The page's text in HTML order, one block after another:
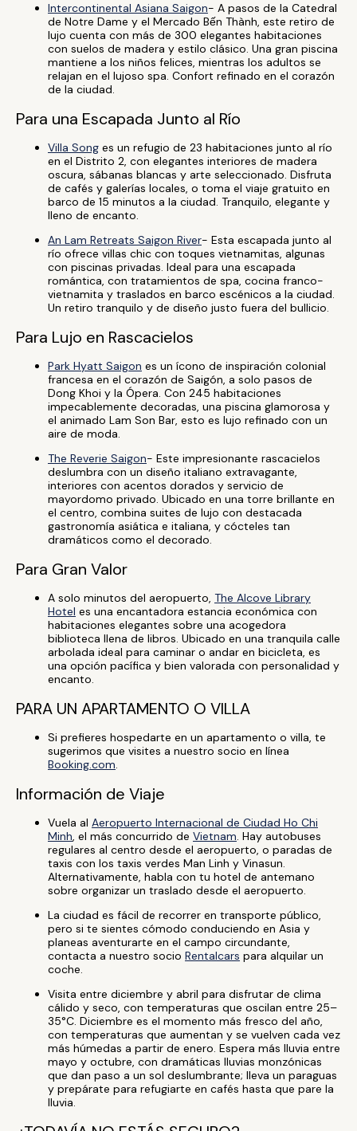
Intercontinental Asiana Saigon- A pasos de la Catedral
de Notre Dame y el Mercado Bến Thành, este retiro de
lujo cuenta con más de 300 elegantes habitaciones
con suelos de madera y estilo clásico. Una gran piscina
mantiene a los niños felices, mientras los adultos se
relajan en el lujoso spa. Confort refinado en el corazón
de la ciudad.
Para una Escapada Junto al Río
Villa Song es un refugio de 23 habitaciones junto al río
en el Distrito 2, con elegantes interiores de madera
oscura, sábanas blancas y arte seleccionado. Disfruta
de cafés y galerías locales, o toma el viaje gratuito en
barco de 15 minutos a la ciudad. Tranquilo, elegante y
lleno de encanto.
An Lam Retreats Saigon River- Esta escapada junto al
río ofrece villas chic con toques vietnamitas, algunas
con piscinas privadas. Ideal para una escapada
romántica, con tratamientos de spa, cocina franco-
vietnamita y traslados en barco escénicos a la ciudad.
Un retiro tranquilo y de diseño justo fuera del bullicio.
Para Lujo en Rascacielos
Park Hyatt Saigon es un ícono de inspiración colonial
francesa en el corazón de Saigón, a solo pasos de
Dong Khoi y la Ópera. Con 245 habitaciones
impecablemente decoradas, una piscina glamorosa y
el animado Lam Son Bar, esto es lujo refinado con un
aire de moda.
The Reverie Saigon- Este impresionante rascacielos
deslumbra con un diseño italiano extravagante,
interiores con acentos dorados y servicio de
mayordomo privado. Ubicado en una torre brillante en
el centro, combina suites de lujo con destacada
gastronomía asiática e italiana, y cócteles tan
dramáticos como el decorado.
Para Gran Valor
A solo minutos del aeropuerto, The Alcove Library
Hotel es una encantadora estancia económica con
habitaciones elegantes sobre una acogedora
biblioteca llena de libros. Ubicado en una tranquila calle
arbolada ideal para caminar o andar en bicicleta, es
una opción pacífica y bien valorada con personalidad y
encanto.
PARA UN APARTAMENTO O VILLA
Si prefieres hospedarte en un apartamento o villa, te
sugerimos que visites a nuestro socio en línea
Booking.com.
Información de Viaje
Vuela al Aeropuerto Internacional de Ciudad Ho Chi
Minh, el más concurrido de Vietnam. Hay autobuses
regulares al centro desde el aeropuerto, o paradas de
taxis con los taxis verdes Man Linh y Vinasun.
Alternativamente, habla con tu hotel de antemano
sobre organizar un traslado desde el aeropuerto.
La ciudad es fácil de recorrer en transporte público,
pero si te sientes cómodo conduciendo en Asia y
planeas aventurarte en el campo circundante,
contacta a nuestro socio Rentalcars para alquilar un
coche.
Visita entre diciembre y abril para disfrutar de clima
cálido y seco, con temperaturas que oscilan entre 25–
35°C. Diciembre es el momento más fresco del año,
con temperaturas que aumentan y se vuelven cada vez
más húmedas a partir de enero. Espera más lluvia entre
mayo y octubre, con dramáticas lluvias monzónicas
que dan paso a un sol deslumbrante; lleva un paraguas
y prepárate para refugiarte en cafés hasta que pare la
lluvia.